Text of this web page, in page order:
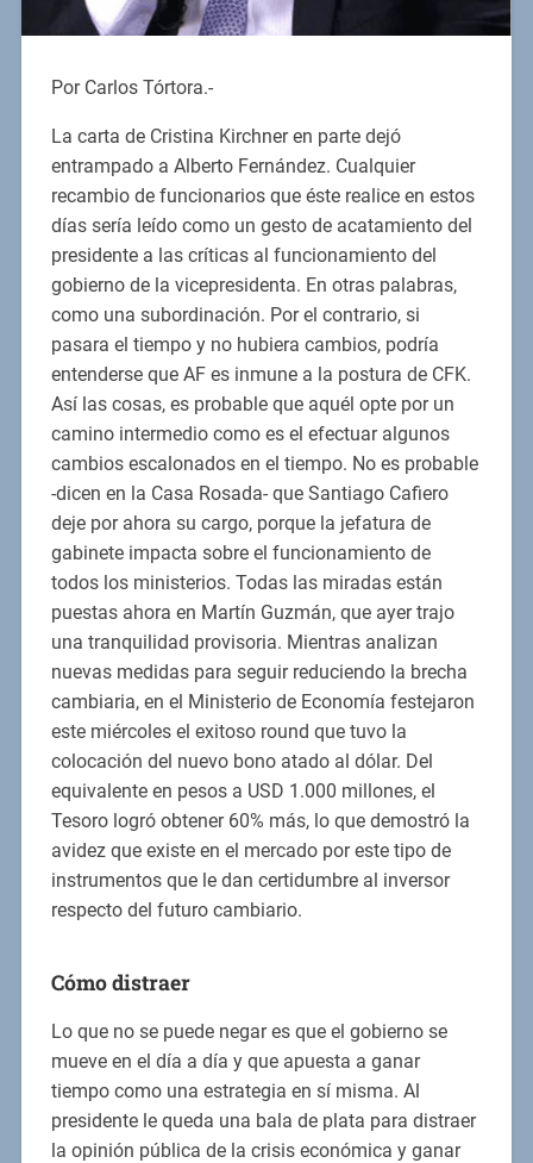
Por Carlos Tórtora.-
La carta de Cristina Kirchner en parte dejó
entrampado a Alberto Fernández. Cualquier
recambio de funcionarios que éste realice en estos
días sería leído como un gesto de acatamiento del
presidente a las críticas al funcionamiento del
gobierno de la vicepresidenta. En otras palabras,
como una subordinación. Por el contrario, si
pasara el tiempo y no hubiera cambios, podría
entenderse que AF es inmune a la postura de CFK.
Así las cosas, es probable que aquél opte por un
camino intermedio como es el efectuar algunos
cambios escalonados en el tiempo. No es probable
-dicen en la Casa Rosada- que Santiago Cafiero
deje por ahora su cargo, porque la jefatura de
gabinete impacta sobre el funcionamiento de
todos los ministerios. Todas las miradas están
puestas ahora en Martín Guzmán, que ayer trajo
una tranquilidad provisoria. Mientras analizan
nuevas medidas para seguir reduciendo la brecha
cambiaria, en el Ministerio de Economía festejaron
este miércoles el exitoso round que tuvo la
colocación del nuevo bono atado al dólar. Del
equivalente en pesos a USD 1.000 millones, el
Tesoro logró obtener 60% más, lo que demostró la
avidez que existe en el mercado por este tipo de
instrumentos que le dan certidumbre al inversor
respecto del futuro cambiario.
Cómo distraer
Lo que no se puede negar es que el gobierno se
mueve en el día a día y que apuesta a ganar
tiempo como una estrategia en sí misma. Al
presidente le queda una bala de plata para distraer
la opinión pública de la crisis económica y ganar